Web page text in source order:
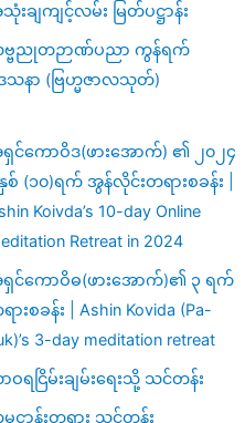
းချကျင့်လမ်း မြတ်ပဋ္ဌာန်း
ဗညုတဉာဏ်ပညာ ကွန်ရက်
သနာ (ဗြဟ္မဇာလသုတ်)
င်ကောဝိဒ(ဖားအောက်) ၏ ၂၀၂၄
စ် (၁၀)ရက် အွန်လိုင်းတရားစခန်း |
Koivda’s 10-day Online
Retreat in 2024
င်ကောဝိဓ(ဖားအောက်)၏ ၃ ရက်
ားစခန်း | Ashin Kovida (Pa-
3-day meditation retreat
ဝရငြိမ်းချမ်းရေးသို့ သင်တန်း
မဋ္ဌာန်းတရား သင်တန်း